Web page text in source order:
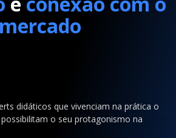
mercado
didáticos que vivenciam na prática o
o seu protagonismo na